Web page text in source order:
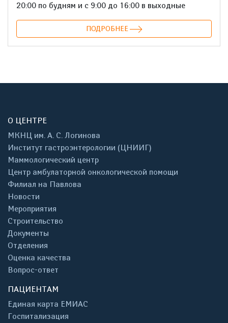
20:00 по будням и с 9:00 до 16:00 в выходные
ПОДРОБНЕЕ
О ЦЕНТРЕ
МКНЦ им. А. С. Логинова
Институт гастроэнтерологии (ЦНИИГ)
Маммологический центр
Центр амбулаторной онкологической помощи
Филиал на Павлова
Новости
Мероприятия
Строительство
Документы
Отделения
Оценка качества
Вопрос-ответ
ПАЦИЕНТАМ
Единая карта ЕМИАС
Госпитализация